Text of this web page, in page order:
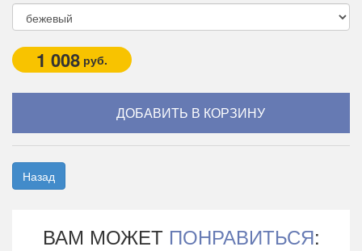
1 008 руб.
Назад
ВАМ МОЖЕТ ПОНРАВИТЬСЯ: